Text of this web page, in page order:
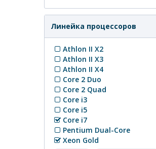
Линейка процессоров
Athlon II X2
Athlon II X3
Athlon II X4
Core 2 Duo
Core 2 Quad
Core i3
Core i5
Core i7
Pentium Dual-Core
Xeon Gold